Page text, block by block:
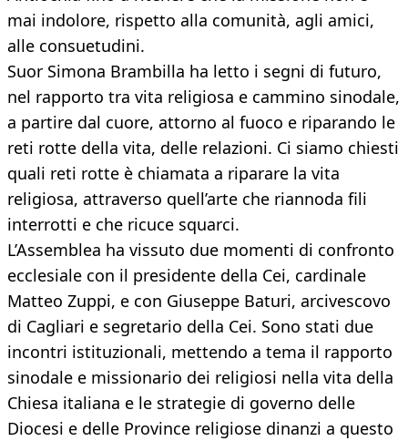
mai indolore, rispetto alla comunità, agli amici,
alle consuetudini.
Suor Simona Brambilla ha letto i segni di futuro,
nel rapporto tra vita religiosa e cammino sinodale,
a partire dal cuore, attorno al fuoco e riparando le
reti rotte della vita, delle relazioni. Ci siamo chiesti
quali reti rotte è chiamata a riparare la vita
religiosa, attraverso quell’arte che riannoda fili
interrotti e che ricuce squarci.
L’Assemblea ha vissuto due momenti di confronto
ecclesiale con il presidente della Cei, cardinale
Matteo Zuppi, e con Giuseppe Baturi, arcivescovo
di Cagliari e segretario della Cei. Sono stati due
incontri istituzionali, mettendo a tema il rapporto
sinodale e missionario dei religiosi nella vita della
Chiesa italiana e le strategie di governo delle
Diocesi e delle Province religiose dinanzi a questo